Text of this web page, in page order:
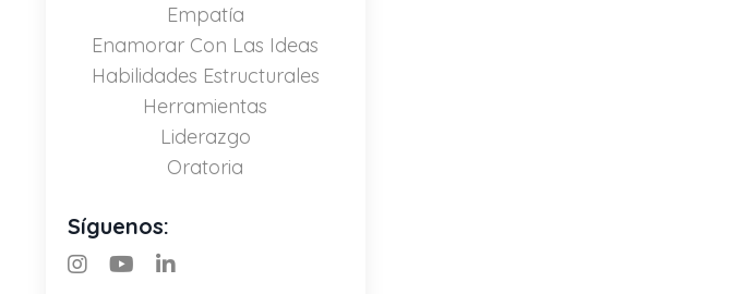
Empatía
Enamorar Con Las Ideas
Habilidades Estructurales
Herramientas
Liderazgo
Oratoria
Síguenos: